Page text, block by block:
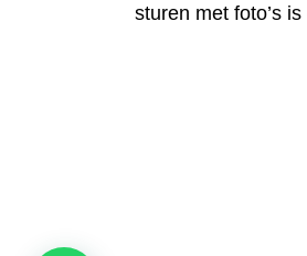
sturen met foto’s